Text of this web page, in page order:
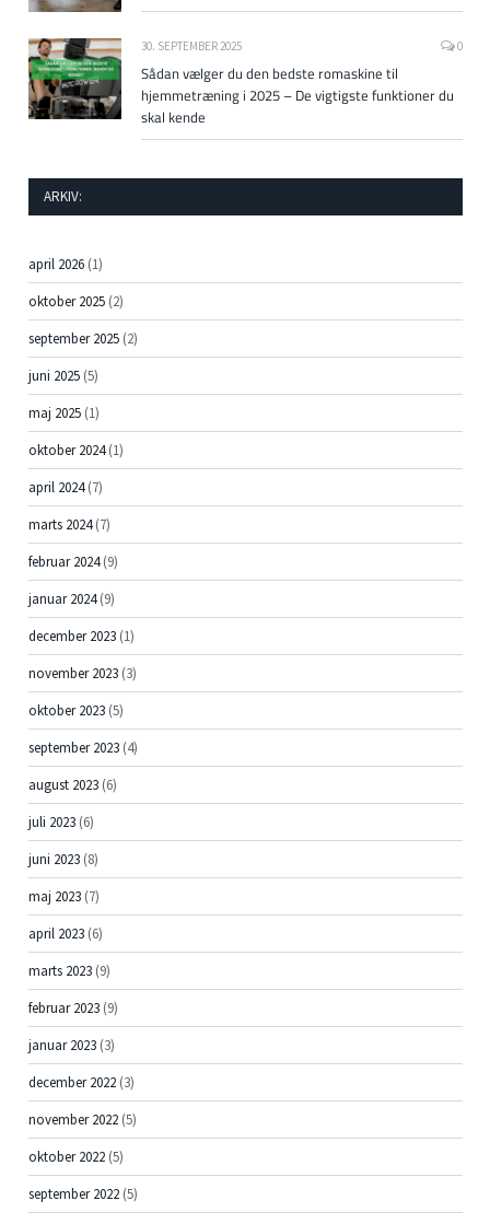
30. SEPTEMBER 2025 0
Sådan vælger du den bedste romaskine til
hjemmetræning i 2025 – De vigtigste funktioner du
skal kende
ARKIV:
april 2026 (1)
oktober 2025 (2)
september 2025 (2)
juni 2025 (5)
maj 2025 (1)
oktober 2024(1)
april 2024(7)
marts 2024(7)
februar 2024(9)
januar 2024(9)
december 2023 (1)
november 2023 (3)
oktober 2023 (5)
september 2023 (4)
august 2023 (6)
juli 2023 (6)
juni 2023 (8)
maj 2023 (7)
april 2023 (6)
marts 2023 (9)
februar 2023 (9)
januar 2023 (3)
december 2022 (3)
november 2022 (5)
oktober 2022 (5)
september 2022 (5)